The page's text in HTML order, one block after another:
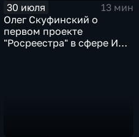
30 июля
13 мин
Олег Скуфинский о
первом проекте
"Росреестра" в сфере ИИ